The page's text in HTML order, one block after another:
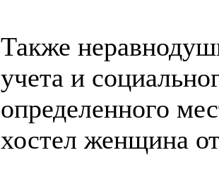
Также
учета и
определенного
хостел женщина